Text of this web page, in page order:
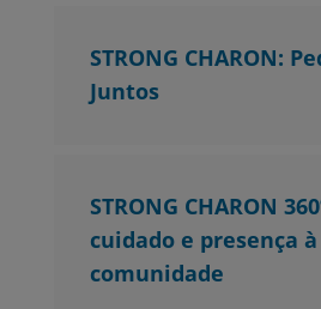
STRONG CHARON:
Juntos
STRONG CHARON
cuidado e presença à
comunidade